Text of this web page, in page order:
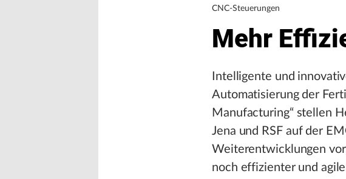
CNC-Steuerungen
Mehr
Intelligente und
Automatisierung der
Manufacturing“ stellen
Jena und RSF auf der
Weiterentwicklungen
noch effizienter und